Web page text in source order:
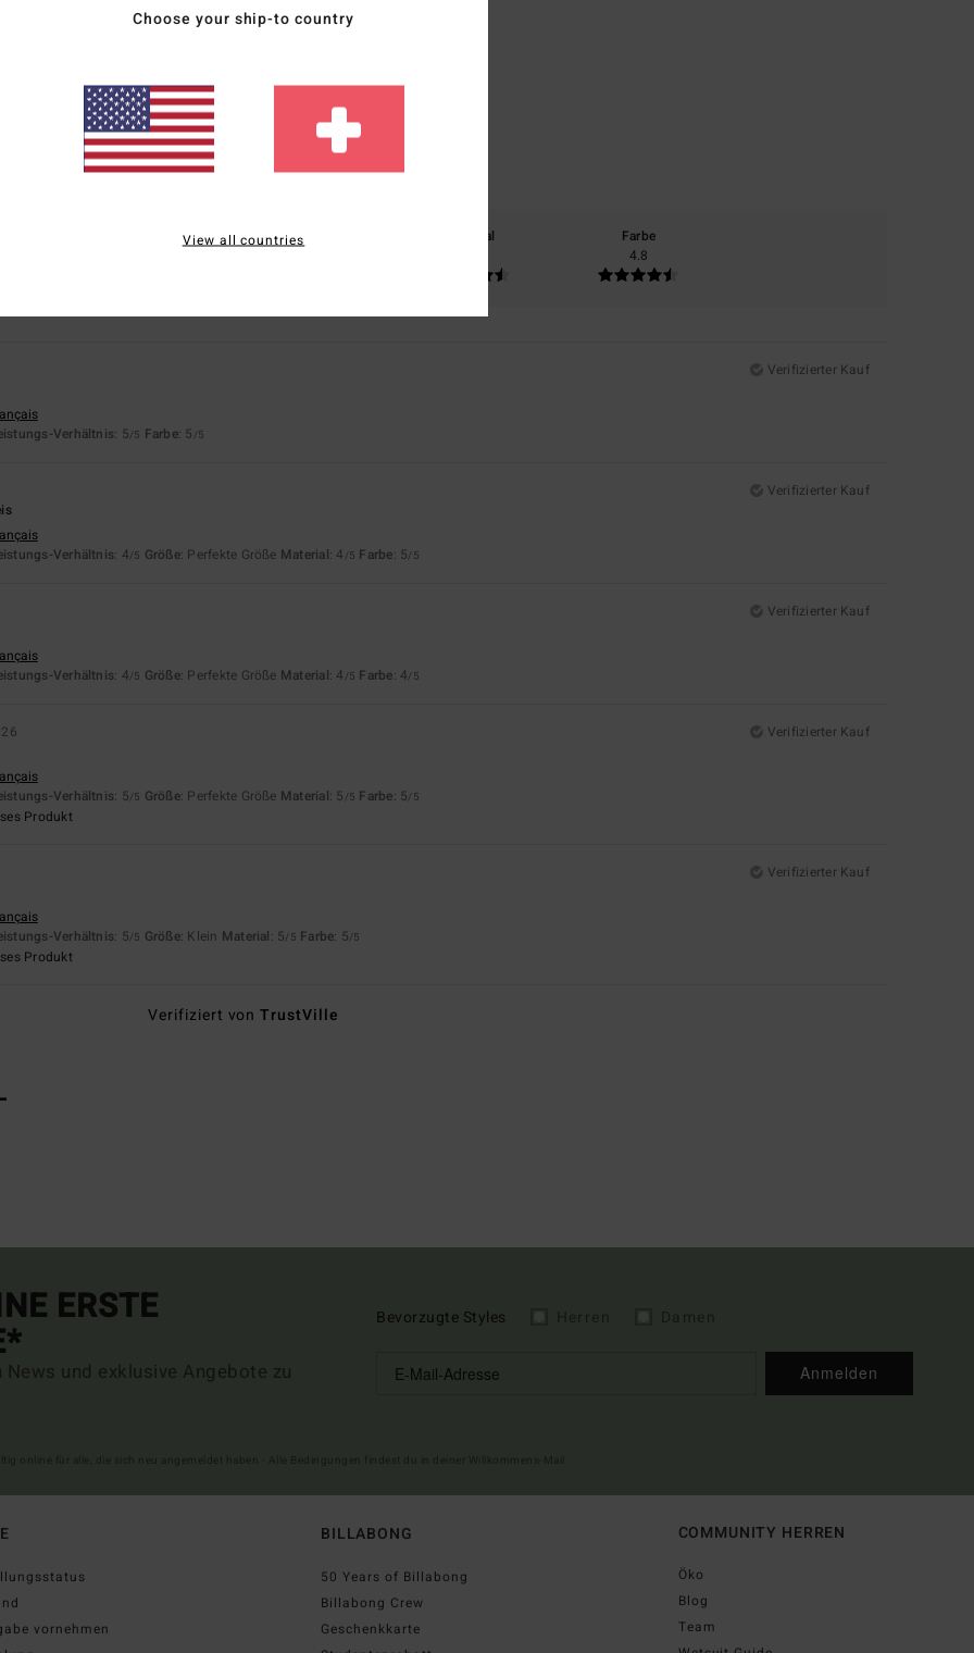
Durchschnittliche Bewertung
4.6 /5
basierend auf5 verifizierten Bewertungen
Leistungs-Verhältnis
Größe
Material
Farbe
4.8
Verifizierter Kauf
Verhältnis: 5/5 Farbe: 5 /5
Verifizierter Kauf
Verhältnis: 4/5 Größe: Perfekte Größe Material: 4 /5 Farbe: 5/5
Verifizierter Kauf
Verhältnis: 4/5 Größe: Perfekte Größe Material: 4 /5 Farbe: 4/5
Verifizierter Kauf
Verhältnis: 5/5 Größe: Perfekte Größe Material: 5 /5 Farbe: 5/5
Produkt
Verifizierter Kauf
Verhältnis: 5/5 Größe: Klein Material: 5/5 Farbe: 5/5
Produkt
Verifiziert vonTrustVille
ERSTE
und exklusive Angebote zu
Bevorzugte Styles
Anmelden
vornehmen
BILLABONG
50 Years of Billabong
Billabong Crew
Geschenkkarte
COMMUNITY HERREN
Öko
Blog
Team
Choose your ship-to country
View all countries